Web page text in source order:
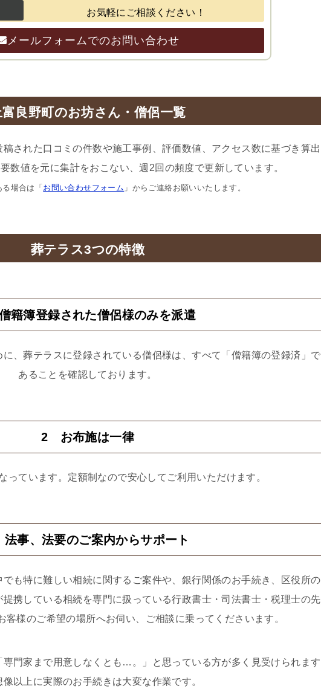
お気軽にご相談ください！
メールフォームでのお問い合わせ
富良野町のお坊さん・僧侶一覧
された口コミの件数や施工事例、評価数値、アクセス数に基づき算出
数値を元に集計をおこない、週2回の頻度で更新しています。
場合は「 お問い合わせフォーム 」からご連絡お願いいたします。
葬テラス3つの特徴
籍簿登録された僧侶様のみを派遣
、葬テラスに登録されている僧侶様は、すべて「僧籍簿の登録済」で
あることを確認しております。
2 お布施は一律
っています。定額制なので安心してご利用いただけます。
事、法要のご案内からサポート
も特に難しい相続に関するご案件や、銀行関係のお手続き、区役所の
携している相続を専門に扱っている行政書士・司法書士・税理士の先
客様のご希望の場所へお伺い、ご相談に乗ってくださいます。
門家まで用意しなくとも…。」と思っている方が多く見受けられます
像以上に実際のお手続きは大変な作業です。